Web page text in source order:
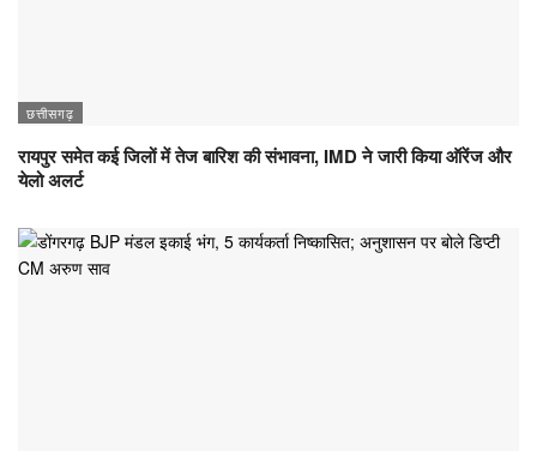
छत्तीसगढ़
रायपुर समेत कई जिलों में तेज बारिश की संभावना, IMD ने जारी किया ऑरेंज और
येलो अलर्ट